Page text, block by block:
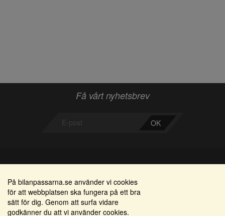
Få vårt nyhetsbrev
OK
Bilanpassarna
Smedjegatan 22
352 46 Växjö
Områden
Alkomätare / alkolås
Elprodukter
På bilanpassarna.se använder vi cookies
för att webbplatsen ska fungera på ett bra
sätt för dig. Genom att surfa vidare
godkänner du att vi använder cookies.